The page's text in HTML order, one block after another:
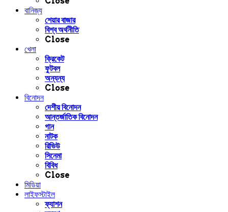
বানিজ্য
শেয়ার বাজার
বিশ্ব অর্থনীতি
Close
খেলা
ক্রিকেট
ফুটবল
অন্যন্য
Close
বিনোদন
দেশীয় বিনোদন
আন্তর্জাতিক বিনোদন
গান
নাটক
রিভিউ
সিনেমা
বিবিধ
Close
মিডিয়া
লাইফস্টাইল
ফ্যাশন